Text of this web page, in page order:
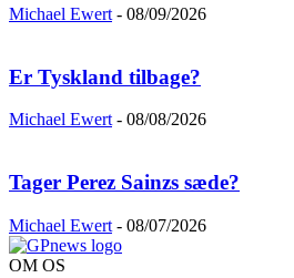
Michael Ewert - 08/09/2026
Er Tyskland tilbage?
Michael Ewert - 08/08/2026
Tager Perez Sainzs sæde?
Michael Ewert - 08/07/2026
OM OS